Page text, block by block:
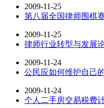
2009-11-25
第八届全国律师围棋
2009-11-25
律师行业转型与发展
2009-11-24
公民应如何维护自己
2009-11-24
个人二手房交易税费